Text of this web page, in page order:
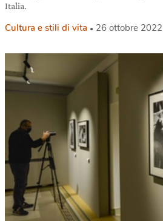
Italia.
Cultura e stili di vita 26 ottobre 2022